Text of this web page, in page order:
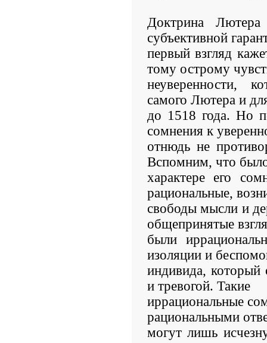
Доктрина
субъективной
первый взгляд
тому острому
неуверенности,
самого Лютера и
до 1518 года. Но
сомнения к
отнюдь не
Вспомним, что
характере его
рациональные,
свободы мысли и
общепринятые
были
изоляции и
индивида, который
и тревогой. Такие
иррациональные
рациональными
могут лишь